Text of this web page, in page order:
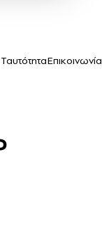
ΤαυτότηταΕπικοινωνία